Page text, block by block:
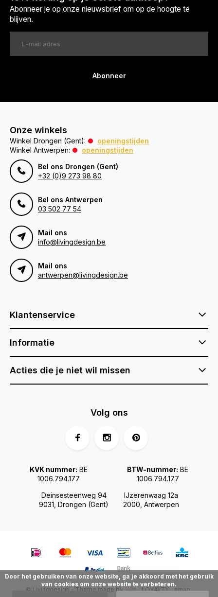
Abonneer je op onze nieuwsbrief om op de hoogte te
blijven.
Abonneer
Onze winkels
Winkel Drongen (Gent):
openingstijden
Winkel Antwerpen:
openingstijden
Bel ons Drongen (Gent)
+32 (0)9 273 98 80
Bel ons Antwerpen
03 502 77 54
Mail ons
info@livingdesign.be
Mail ons
antwerpen@livingdesign.be
Klantenservice
Informatie
Acties die je niet wil missen
Deinsesteenweg 94
9031, Drongen (Gent)
IJzerenwaag 12a
2000, Antwerpen
KVK nummer: BE
1006.794.177
BTW-nummer: BE
1006.794.177
Volg ons
© Livingdesign - Theme made by Webdinge.nl Sitemap
Door het gebruiken van onze website, ga je akkoord met het gebruik
van cookies om onze website te verbeteren.
LOYALTY